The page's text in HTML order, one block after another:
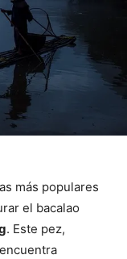
más populares
el bacalao
. Este pez,